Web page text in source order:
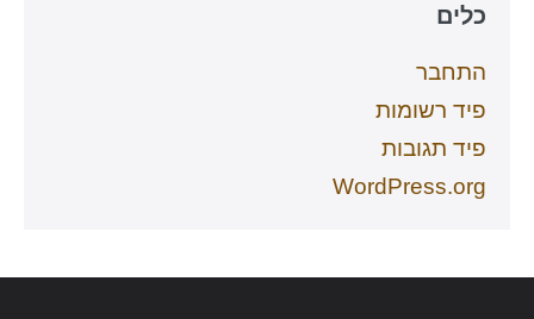
כלים
התחבר
פיד רשומות
פיד תגובות
WordPress.org